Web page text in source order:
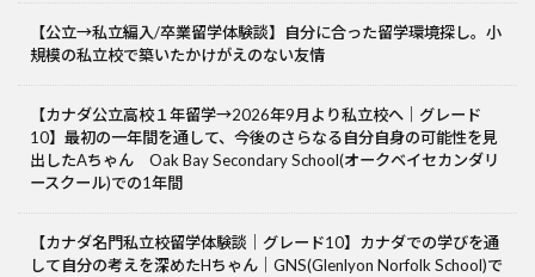
【公立→私立編入/卒業留学体験談】自分に合った留学環境探し。小
規模の私立校で築いたかけがえのない友情
【カナダ公立高校１年留学→2026年9月より私立校へ｜グレード
10】最初の一年間を通して、今後のさらなる自分自身の可能性を見
出したAちゃん Oak Bay Secondary School(オークベイセカンダリ
ースクール)での1年間
【カナダ名門私立校留学体験談｜グレード10】カナダでの学びを通
して自分の考えを深めたHちゃん｜GNS(Glenlyon Norfolk School)で